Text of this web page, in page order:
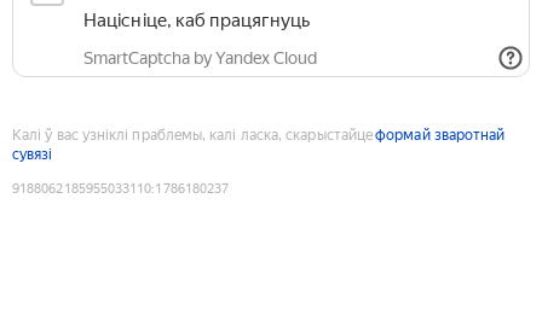
Націсніце, каб працягнуць
SmartCaptcha by Yandex Cloud
Калі ў вас узніклі праблемы, калі ласка, скарыстайцеформай зваротнай
сувязі
9188062185955033110:1786180237